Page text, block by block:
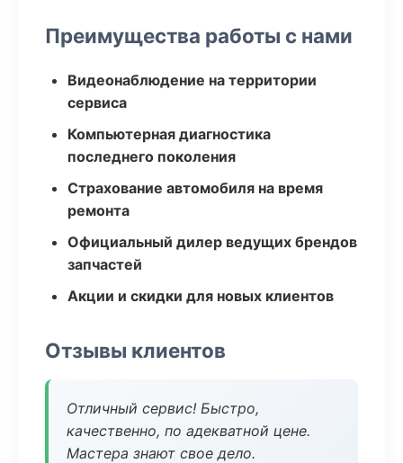
Преимущества работы с нами
Видеонаблюдение на территории
сервиса
Компьютерная диагностика
последнего поколения
Страхование автомобиля на время
ремонта
Официальный дилер ведущих брендов
запчастей
Акции и скидки для новых клиентов
Отзывы клиентов
Отличный сервис! Быстро,
качественно, по адекватной цене.
Мастера знают свое дело.